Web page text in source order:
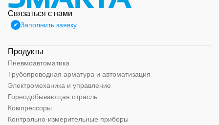
Связаться с нами
Заполнить заявку
Продукты
Пневмоавтоматика
Трубопроводная арматура и автоматизация
Электромеханика и управление
Горнодобывающая отрасль
Компрессоры
Контрольно-измерительные приборы